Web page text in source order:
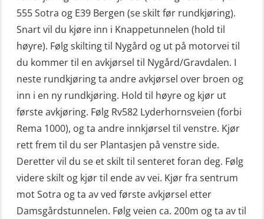
Livbåtfører konvensjonell repetisjon
(OSE1361)
Livbåtfører konvertering til FF48 inkl.
repetisjon (OSE106)
Livbåtfører sliskelivbåt repetisjon
(OSE1301)
Livbåtfører sliskestuplivbåt –
grunnleggende (OSE129)
Mann-Over-Bord (hurtiggående) liten
båt m/mørkekjøring – grunnleggende
(OSE114)
555 Sotra og E39 Bergen (se skilt før rundkjøring).
Snart vil du kjøre inn i Knappetunnelen (hold til
høyre). Følg skilting til Nygård og ut på motorvei til
du kommer til en avkjørsel til Nygård/Gravdalen. I
neste rundkjøring ta andre avkjørsel over broen og
inn i en ny rundkjøring. Hold til høyre og kjør ut
første avkjøring. Følg Rv582 Lyderhornsveien (forbi
Rema 1000), og ta andre innkjørsel til venstre. Kjør
rett frem til du ser Plantasjen på venstre side.
Deretter vil du se et skilt til senteret foran deg. Følg
videre skilt og kjør til ende av vei. Kjør fra sentrum
mot Sotra og ta av ved første avkjørsel etter
Damsgårdstunnelen. Følg veien ca. 200m og ta av til